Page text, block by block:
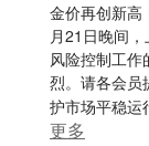
金价再创新高
月21日晚间
风险控制工作
烈。请各会员
护市场平稳运
更多